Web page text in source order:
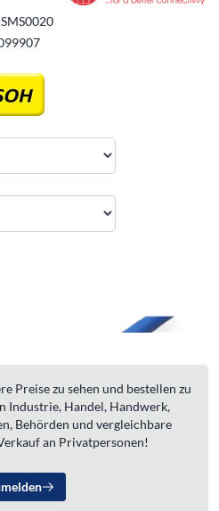
Preise zu sehen und bestellen zu
Industrie, Handel, Handwerk,
Behörden und vergleichbare
an Privatpersonen!